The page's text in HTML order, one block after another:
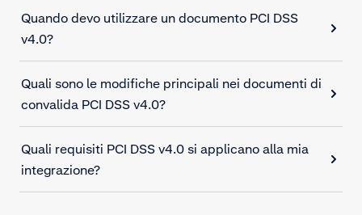
Quando devo utilizzare un documento PCI DSS
v4.0?
Quali sono le modifiche principali nei documenti di
convalida PCI DSS v4.0?
Quali requisiti PCI DSS v4.0 si applicano alla mia
integrazione?